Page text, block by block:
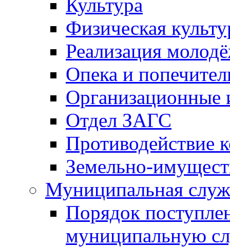
Культура
Физическая
Реализация
Опека и
Отдел ЗАГС
Противодействие
Земельно-
Муниципальная
Порядок
муниципальную